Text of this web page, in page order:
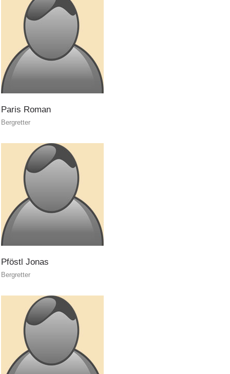
Unitá cinofile
Soccorritore in loco
Paris Roman
Bergretter
Pföstl Jonas
Bergretter